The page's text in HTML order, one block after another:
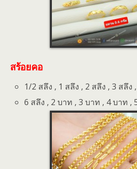
สร้อยคอ
1/2 สลึง , 1 สลึง , 2 สลึง , 3 สลึง
6 สลึง , 2 บาท , 3 บาท , 4 บาท ,